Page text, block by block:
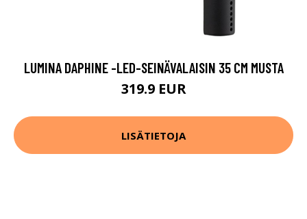
LUMINA DAPHINE -LED-SEINÄVALAISIN 35 CM MUSTA
319.9 EUR
LISÄTIETOJA